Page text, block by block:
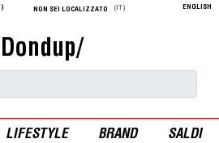
) NON SEI LOCALIZZATO (IT) ENGLISH
LIFESTYLE BRAND SALDI